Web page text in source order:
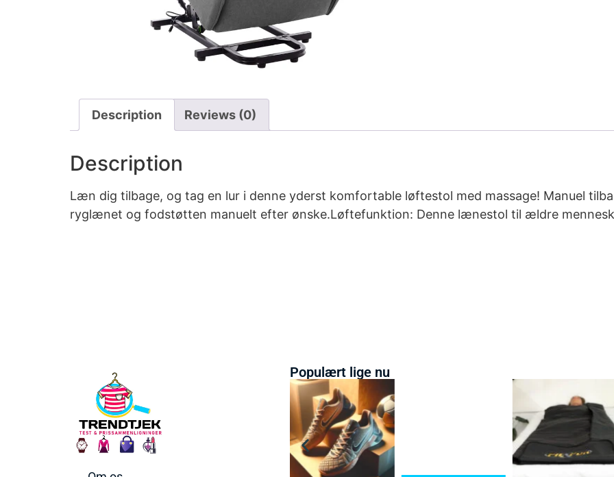
Description Reviews (0)
Description
Læn dig tilbage, og tag en lur i denne yderst komfortable løftestol med massage! Manuel
ryglænet og fodstøtten manuelt efter ønske.Løftefunktion: Denne lænestol til ældre
Populært lige nu